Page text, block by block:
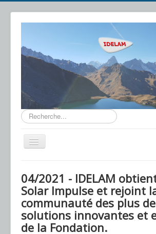
Rechercher
Basculer
Notre Technologie
Applications
Actualités
04/2021 - IDELAM
Solar Impulse et rejoint
communauté des plus
solutions innovantes et
de la Fondation.